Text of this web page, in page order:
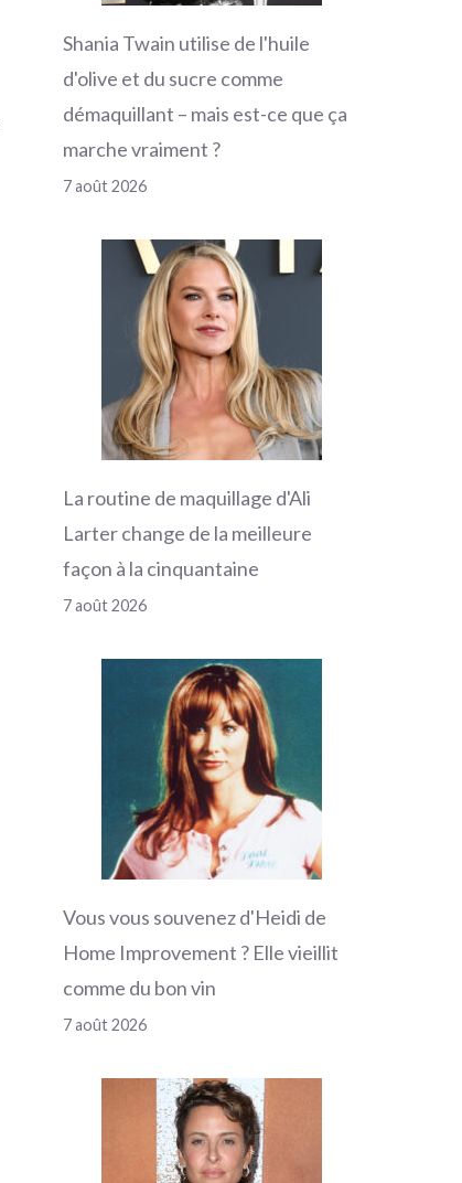
Shania Twain utilise de l'huile
d'olive et du sucre comme
démaquillant – mais est-ce que ça
marche vraiment ?
7 août 2026
La routine de maquillage d'Ali
Larter change de la meilleure
façon à la cinquantaine
7 août 2026
Vous vous souvenez d'Heidi de
Home Improvement ? Elle vieillit
comme du bon vin
7 août 2026